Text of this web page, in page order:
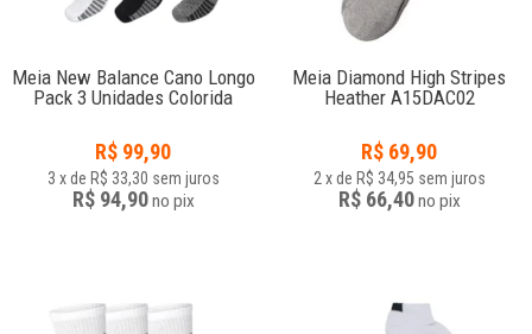
Meia New Balance Cano Longo
Pack 3 Unidades Colorida
R$ 99,90
3 x de R$ 33,30 sem juros
R$ 94,90no pix
Meia Diamond High Stripes
Heather A15DAC02
R$ 69,90
2 x de R$ 34,95 sem juros
R$ 66,40no pix